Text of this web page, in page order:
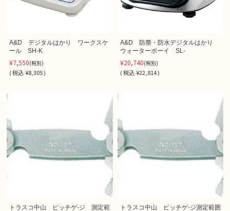
A&D デジタルはかり ワークスケ
ール SH-K
¥7,550(税別)
(税込¥8,305 )
A&D 防塵・防水デジタルはかり
ウォーターボーイ SL-
¥20,740(税別)
(税込 ¥22,814 )
トラスコ中山 ピッチゲ-ジ 測定範
トラスコ中山 ピッチゲ-ジ測定範囲